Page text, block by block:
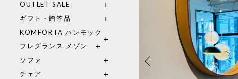
OUTLET SALE
ギフト・贈答品
KOMFORTA ハンモック
フレグランス メゾン
ソファ
チェア